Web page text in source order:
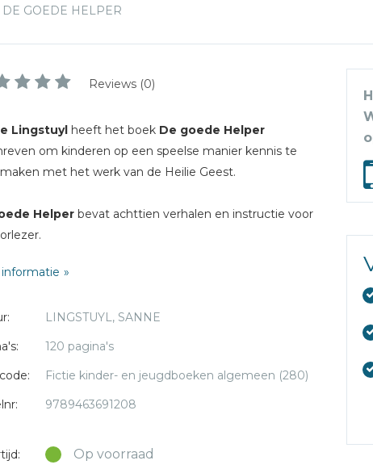
DE GOEDE HELPER
Reviews (0)
Lingstuyl heeft het boek De goede Helper
om kinderen op een speelse manier kennis te
met het werk van de Heilie Geest.
Helper bevat achttien verhalen en instructie voor
de Helper heeft altijd goede ideeën!' roept Eva. 'Hij helpt
Tom en Eva zijn heel gewone kinderen. Nét zo gewoon
ik. En net als wij willen ze moedig en dapper zijn. Ze
Soms leuke, maar ook moeilijke of verdrietige. Als
even niet uitkomen, kunnen ze altijd rekenen op hun
altijd wel een oplossing. Samen met hem worden Tom
steeds moediger en sterker. Ga je mee? Dit boek laat
LINGSTUYL, SANNE
120 pagina's
Fictie kinder- en jeugdboeken algemeen (280)
9789463691208
Op voorraad